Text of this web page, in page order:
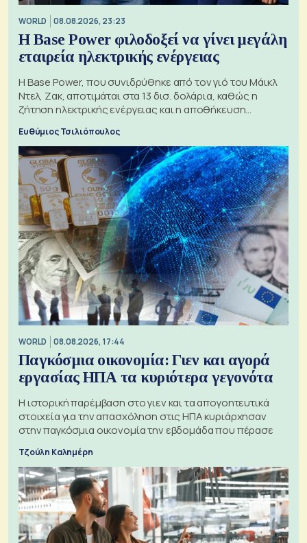
WORLD 08.08.2026, 23:23
Η Base Power φιλοδοξεί να γίνει μεγάλη
εταιρεία ηλεκτρικής ενέργειας
Η Base Power, που συνιδρύθηκε από τον γιό του Μάικλ
Ντελ, Ζακ, αποτιμάται στα 13 δισ. δολάρια, καθώς η
ζήτηση ηλεκτρικής ενέργειας και η αποθήκευση
Ευθύμιος Τσιλιόπουλος
WORLD 08.08.2026, 17:44
Παγκόσμια οικονομία: Γιεν και αγορά
εργασίας ΗΠΑ τα κυριότερα γεγονότα
Η ιστορική παρέμβαση στο γιεν και τα απογοητευτικά
στοιχεία για την απασχόληση στις ΗΠΑ κυριάρχησαν
στην παγκόσμια οικονομία την εβδομάδα που πέρασε
Τζούλη Καλημέρη